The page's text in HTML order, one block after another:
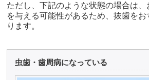
ただし、下記のような状態の場合は
を与える可能性があるため、抜歯を
ります。
虫歯・歯周病になっている